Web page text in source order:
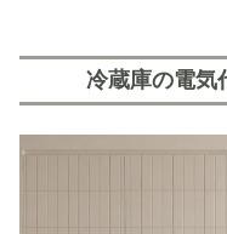
冷蔵庫の電気